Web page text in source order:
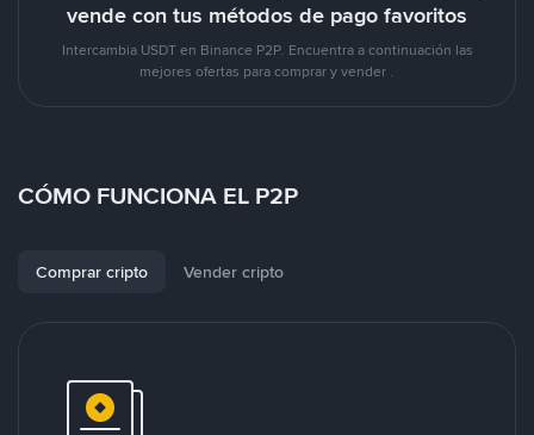
vende con tus métodos de pago favoritos
Intercambia USDT en Binance P2P. Encuentra a continuación las
mejores ofertas para comprar y vender .
CÓMO FUNCIONA EL P2P
Comprar cripto Vender cripto